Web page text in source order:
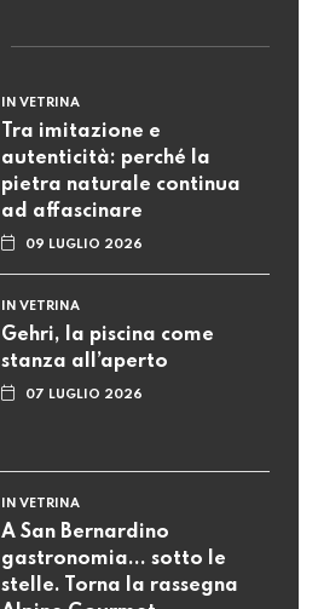
IN VETRINA
Tra imitazione e
autenticità: perché la
pietra naturale continua
ad affascinare
09 LUGLIO 2026
IN VETRINA
Gehri, la piscina come
stanza all’aperto
07 LUGLIO 2026
IN VETRINA
A San Bernardino
gastronomia... sotto le
stelle. Torna la rassegna